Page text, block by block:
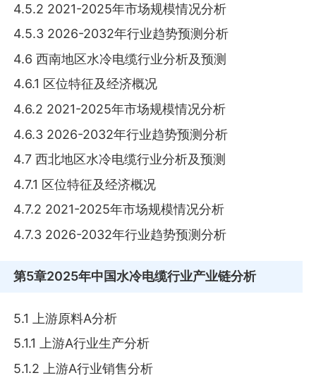
4.5.2 2021-2025年市场规模情况分析
4.5.3 2026-2032年行业趋势预测分析
4.6 西南地区水冷电缆行业分析及预测
4.6.1 区位特征及经济概况
4.6.2 2021-2025年市场规模情况分析
4.6.3 2026-2032年行业趋势预测分析
4.7 西北地区水冷电缆行业分析及预测
4.7.1 区位特征及经济概况
4.7.2 2021-2025年市场规模情况分析
4.7.3 2026-2032年行业趋势预测分析
第5章2025年中国水冷电缆行业产业链分析
5.1 上游原料A分析
5.1.1 上游A行业生产分析
5.1.2 上游A行业销售分析